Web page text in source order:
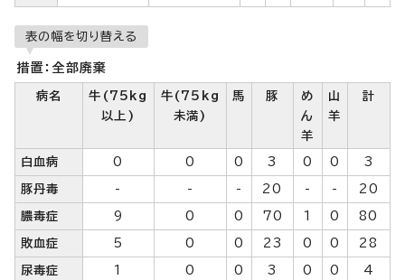
表の幅を切り替える
措置：全部廃棄
病名
牛(75kg
以上)
牛(75kg
未満)
馬 豚
め
ん
羊
山
羊
計
白血病 0 0 0 3 0 0 3
豚丹毒 - - - 20 - - 20
膿毒症 9 0 0 70 1 0 80
敗血症 5 0 0 23 0 0 28
尿毒症 1 0 0 3 0 0 4